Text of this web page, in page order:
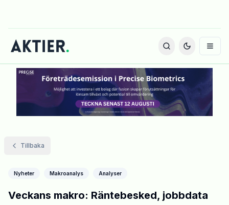
Tillbaka
Nyheter Makroanalys Analyser
Veckans makro: Räntebesked, jobbdata